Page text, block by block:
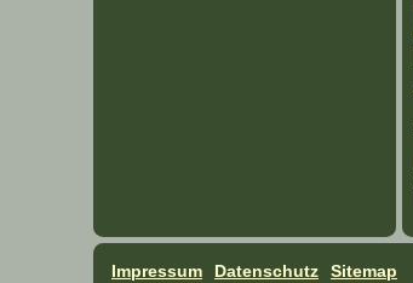
Impressum Datenschutz Sitemap